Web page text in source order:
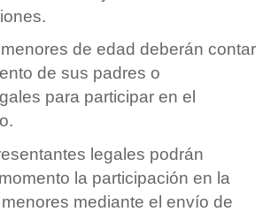
de edad deberán contar
de sus padres o
para participar en el
legales podrán
la participación en la
mediante el envío de